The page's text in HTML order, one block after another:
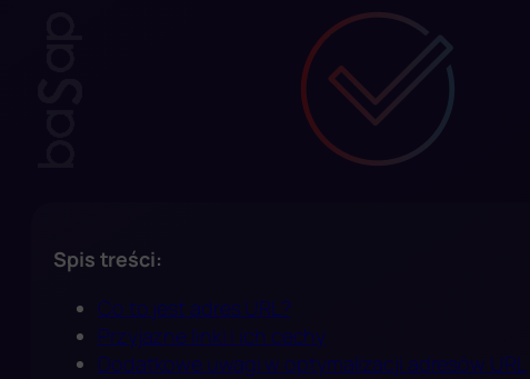
Spis treści:
Co to jest adres URL?
Przyjazne linki i ich cechy
Dodatkowe uwagi w optymalizacji adresów URL